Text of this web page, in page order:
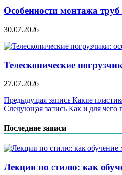
Особенности монтажа
30.07.2026
Телескопические
27.07.2026
Навигация
по
записям
Предыдущая запись Какие
Следующая запись Как и для чего
Последние записи
Лекции по стилю: как